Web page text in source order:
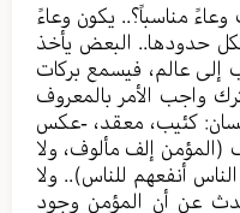
مناسباً؟.. يكون وعاءً
حدودها.. البعض يأخذ
إلى عالم، فيسمع بركات
واجب الأمر بالمعروف
كئيب، معقد، -عكس
(المؤمن إلف مألوف، ولا
أنفعهم للناس).. ولا
عن أن المؤمن وجود